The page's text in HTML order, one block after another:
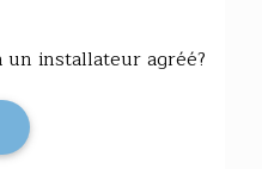
installateur agréé?